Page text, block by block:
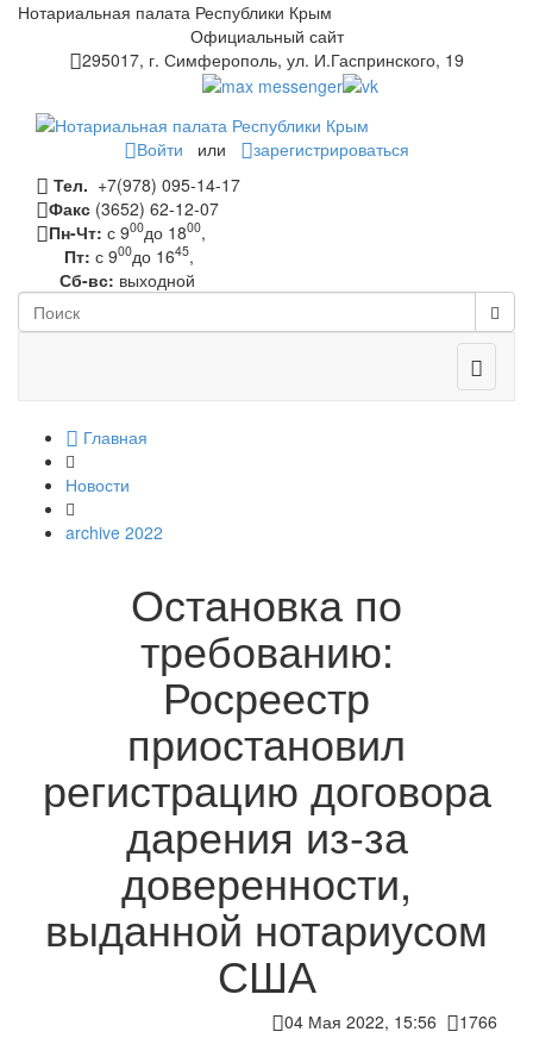
Нотариальная палата Республики Крым
Официальный сайт
295017, г. Симферополь, ул. И.Гаспринского, 19
Войти или
зарегистрироваться
Тел. +7(978) 095-14-17
Факс (3652) 62-12-07
Пн-Чт: с 900до 1800,
Пт: с 900до 1645,
Сб-вс: выходной
Toggle
Главная
Новости
archive 2022
Остановка по
требованию:
Росреестр
приостановил
регистрацию договора
дарения из-за
доверенности,
выданной нотариусом
США
04 Мая 2022, 15:56
1766